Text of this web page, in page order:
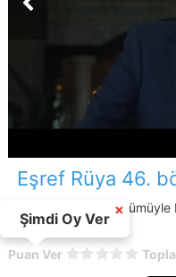
Eşref Rüya 46.
Eşref Rüya yeni
Puan Ver
Şimdi Oy Ver
×